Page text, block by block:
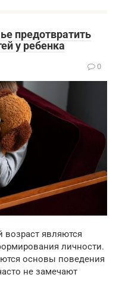
предотвратить
у ребенка
0
возраст являются
личности.
основы поведения
не замечают